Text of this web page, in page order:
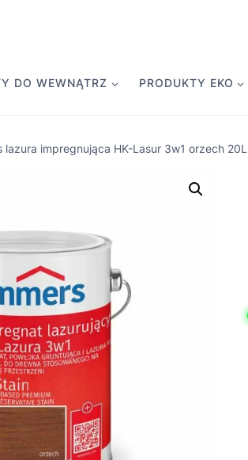
DO WEWNĄTRZ PRODUKTY EKO
lazura impregnująca HK-Lasur 3w1 orzech 20L